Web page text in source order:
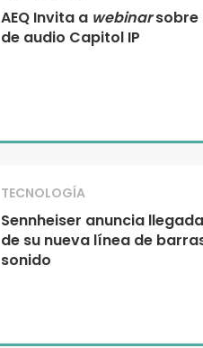
AEQ Invita a webinarsobre
de audio Capitol IP
TECNOLOGÍA
Sennheiser anuncia
de su nueva línea de
sonido